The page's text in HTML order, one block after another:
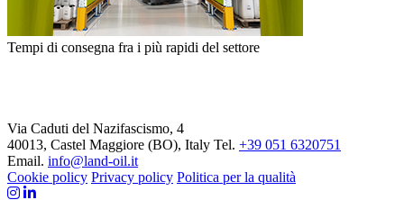
Tempi di consegna fra i più rapidi del settore
Via Caduti del Nazifascismo, 4
40013, Castel Maggiore (BO), Italy Tel. +39 051 6320751
Email. info@land-oil.it
Cookie policy Privacy policy Politica per la qualità